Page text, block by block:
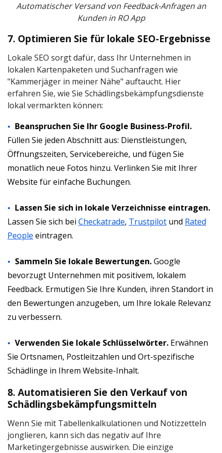
Automatischer Versand von Feedback-Anfragen an
Kunden in RO App
7. Optimieren Sie für lokale SEO-Ergebnisse
Lokale SEO sorgt dafür, dass Ihr Unternehmen in
lokalen Kartenpaketen und Suchanfragen wie
"Kammerjäger in meiner Nähe" auftaucht. Hier
erfahren Sie, wie Sie Schädlingsbekämpfungsdienste
lokal vermarkten können:
Beanspruchen Sie Ihr Google Business-Profil.
Füllen Sie jeden Abschnitt aus: Dienstleistungen,
Öffnungszeiten, Servicebereiche, und fügen Sie
monatlich neue Fotos hinzu. Verlinken Sie mit Ihrer
Website für einfache Buchungen.
Lassen Sie sich in lokale Verzeichnisse eintragen.
Lassen Sie sich bei Checkatrade, Trustpilot und Rated
People eintragen.
Sammeln Sie lokale Bewertungen.Google
bevorzugt Unternehmen mit positivem, lokalem
Feedback. Ermutigen Sie Ihre Kunden, ihren Standort in
den Bewertungen anzugeben, um Ihre lokale Relevanz
zu verbessern.
Verwenden Sie lokale Schlüsselwörter. Erwähnen
Sie Ortsnamen, Postleitzahlen und Ort-spezifische
Schädlinge in Ihrem Website-Inhalt.
8. Automatisieren Sie den Verkauf von
Schädlingsbekämpfungsmitteln
Wenn Sie mit Tabellenkalkulationen und Notizzetteln
jonglieren, kann sich das negativ auf Ihre
Marketingergebnisse auswirken. Die einzige